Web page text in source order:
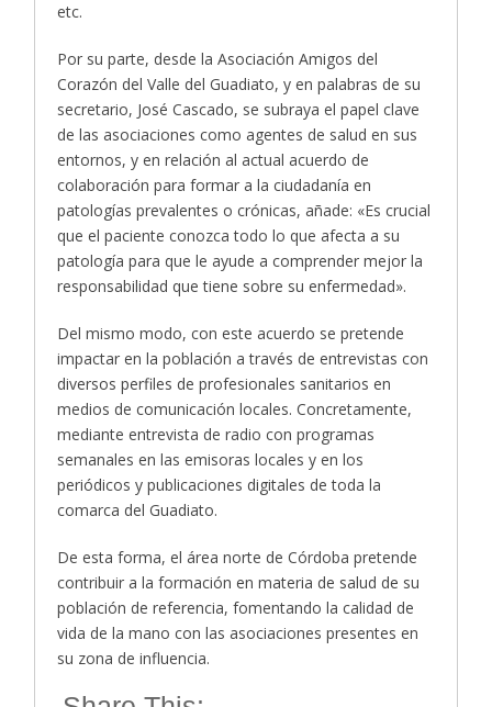
etc.
Por su parte, desde la Asociación Amigos del
Corazón del Valle del Guadiato, y en palabras de su
secretario, José Cascado, se subraya el papel clave
de las asociaciones como agentes de salud en sus
entornos, y en relación al actual acuerdo de
colaboración para formar a la ciudadanía en
patologías prevalentes o crónicas, añade: «Es crucial
que el paciente conozca todo lo que afecta a su
patología para que le ayude a comprender mejor la
responsabilidad que tiene sobre su enfermedad».
Del mismo modo, con este acuerdo se pretende
impactar en la población a través de entrevistas con
diversos perfiles de profesionales sanitarios en
medios de comunicación locales. Concretamente,
mediante entrevista de radio con programas
semanales en las emisoras locales y en los
periódicos y publicaciones digitales de toda la
comarca del Guadiato.
De esta forma, el área norte de Córdoba pretende
contribuir a la formación en materia de salud de su
población de referencia, fomentando la calidad de
vida de la mano con las asociaciones presentes en
su zona de influencia.